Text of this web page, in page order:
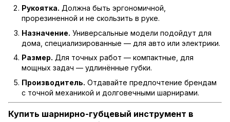
Рукоятка. Должна быть эргономичной,
прорезиненной и не скользить в руке.
Назначение. Универсальные модели подойдут для
дома, специализированные — для авто или электрики.
Размер. Для точных работ — компактные, для
мощных задач — удлинённые губки.
Производитель. Отдавайте предпочтение брендам
с точной механикой и долговечными шарнирами.
Купить шарнирно-губцевый инструмент в